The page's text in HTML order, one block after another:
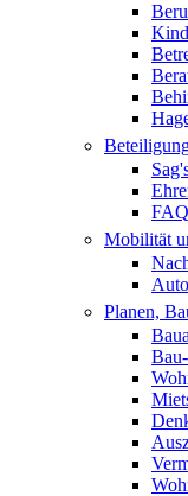
Mobilität
Planen,